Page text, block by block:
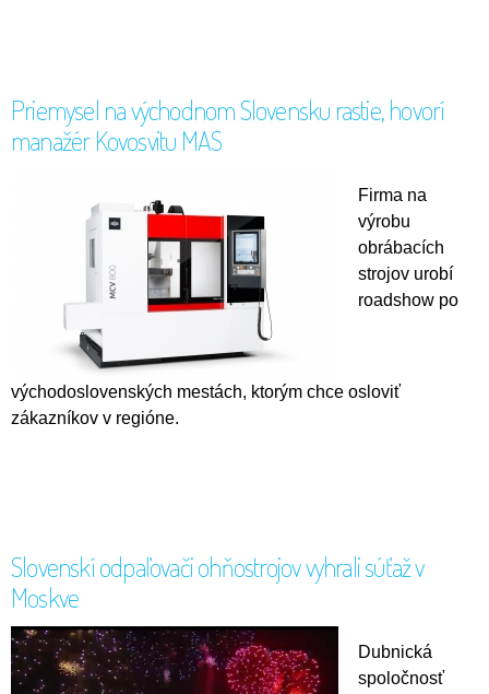
Priemysel na východnom Slovensku rastie, hovorí
manažér Kovosvitu MAS
Firma na
výrobu
obrábacích
strojov urobí
roadshow po
východoslovenských mestách, ktorým chce osloviť
zákazníkov v regióne.
Slovenskí odpaľovači ohňostrojov vyhrali súťaž v
Moskve
Dubnická
spoločnosť